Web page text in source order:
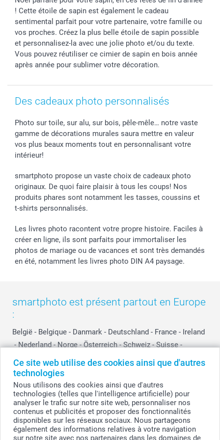
Ce site web utilise des cookies ainsi que d'autres
technologies
Nous utilisons des cookies ainsi que d'autres
technologies (telles que l'intelligence artificielle) pour
analyser le trafic sur notre site web, personnaliser nos
contenus et publicités et proposer des fonctionnalités
disponibles sur les réseaux sociaux. Nous partageons
également des informations relatives à votre navigation
sur notre site avec nos partenaires dans les domaines de
B2B smartbusiness
Droit de rétractation
Fête d'anniversaire
Collection naissance
Tous les évènements
Identifiez-vous
Plan du site
Statut de ma commande
smarfriends
smartgarantie
smartbonus
! Cette étoile de sapin est également le cadeau
sentimental parfait pour votre partenaire, votre famille ou
vos proches. Créez la plus belle étoile de sapin possible
et personnalisez-la avec une jolie photo et/ou du texte.
Vous pouvez réutiliser ce cimier de sapin en bois année
après année pour sublimer votre décoration.
Des cadeaux photo personnalisés
Photo sur toile, sur alu, sur bois, pêle-mêle… notre vaste
gamme de décorations murales saura mettre en valeur
vos plus beaux moments tout en personnalisant votre
intérieur!
smartphoto propose un vaste choix de cadeaux photo
originaux. De quoi faire plaisir à tous les coups! Nos
produits phares sont notamment les tasses, coussins et
t-shirts personnalisés.
Les livres photo racontent votre propre histoire. Faciles à
créer en ligne, ils sont parfaits pour immortaliser les
photos de mariage ou de vacances et sont très demandés
en été, notamment les livres photo DIN A4 paysage.
smartphoto est présent partout en Europe
:
België - Belgique - Danmark - Deutschland - France - Ireland
- Nederland - Norge - Österreich - Schweiz - Suisse -
Switzerland
Suomi Sverige United Kingdom
Other Countries
Tous les prix sont en francs suisses (CHF), TVA incluse et hors frais de port.